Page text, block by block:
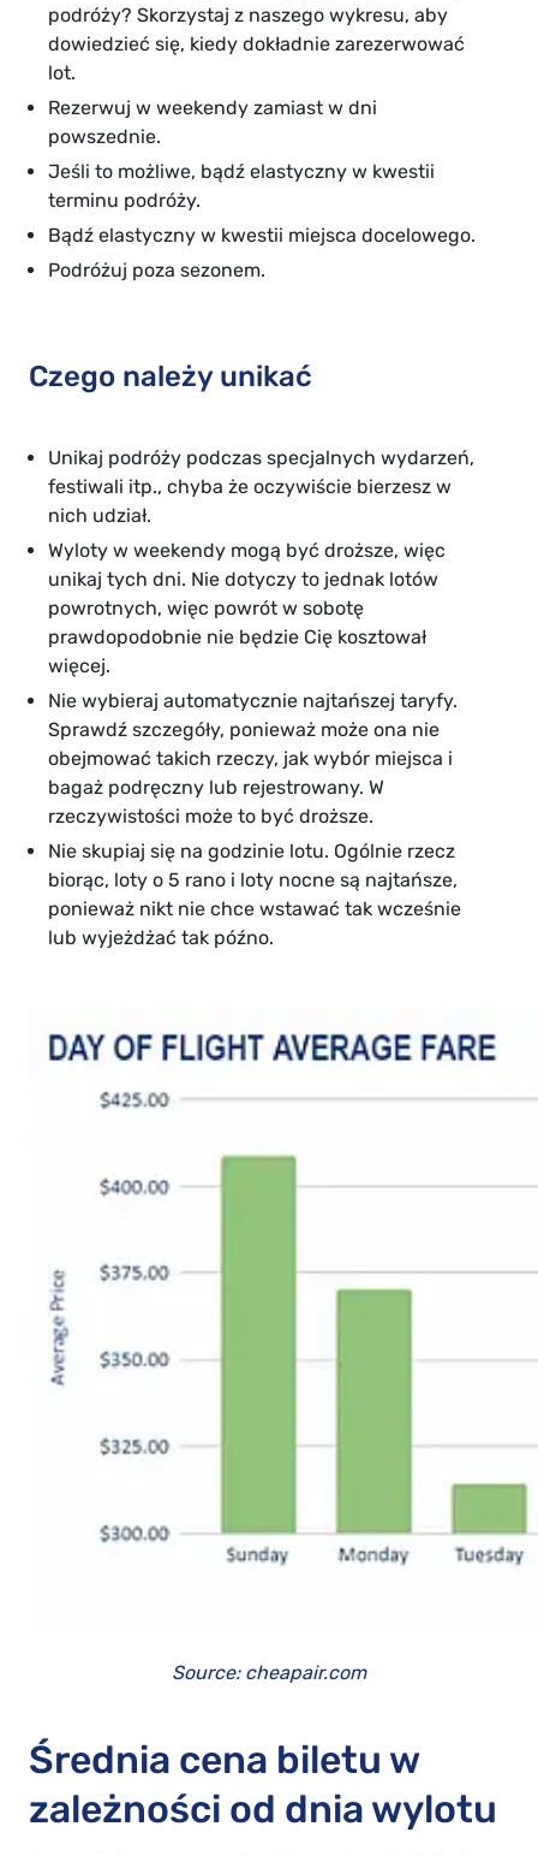
podróży? Skorzystaj z naszego wykresu, aby
dowiedzieć się, kiedy dokładnie zarezerwować
lot.
Rezerwuj w weekendy zamiast w dni
powszednie.
Jeśli to możliwe, bądź elastyczny w kwestii
terminu podróży.
Bądź elastyczny w kwestii miejsca docelowego.
Podróżuj poza sezonem.
Czego należy unikać
Unikaj podróży podczas specjalnych wydarzeń,
festiwali itp., chyba że oczywiście bierzesz w
nich udział.
Wyloty w weekendy mogą być droższe, więc
unikaj tych dni. Nie dotyczy to jednak lotów
powrotnych, więc powrót w sobotę
prawdopodobnie nie będzie Cię kosztował
więcej.
Nie wybieraj automatycznie najtańszej taryfy.
Sprawdź szczegóły, ponieważ może ona nie
obejmować takich rzeczy, jak wybór miejsca i
bagaż podręczny lub rejestrowany. W
rzeczywistości może to być droższe.
Nie skupiaj się na godzinie lotu. Ogólnie rzecz
biorąc, loty o 5 rano i loty nocne są najtańsze,
ponieważ nikt nie chce wstawać tak wcześnie
lub wyjeżdżać tak późno.
Source: cheapair.com
Średnia cena biletu w
zależności od dnia wylotu